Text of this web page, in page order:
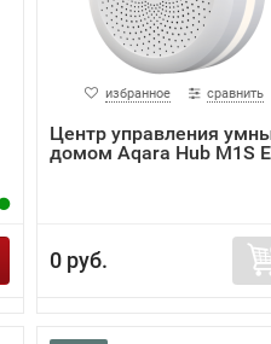
избранное сравнить
Центр управления
домом Aqara Hub M1S
0 руб.